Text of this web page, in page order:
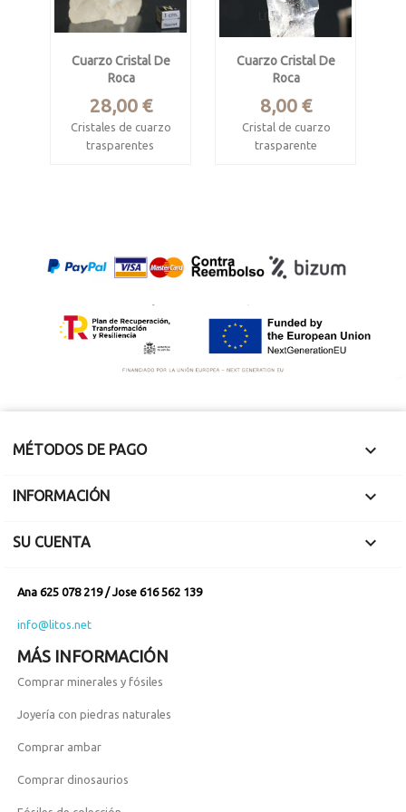
Cuarzo Cristal De
Roca
Precio
28,00 €
Cristales de cuarzo
trasparentes
Cuarzo Cristal De
Roca
Precio
8,00 €
Cristal de cuarzo
trasparente
cm
MÉTODOS DE PAGO 
INFORMACIÓN 
SU CUENTA 
Ana 625 078 219 / Jose 616 562 139
info@litos.net
MÁS INFORMACIÓN
Comprar minerales y fósiles
Joyería con piedras naturales
Comprar ambar
Comprar dinosaurios